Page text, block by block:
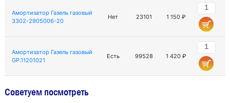
Амортизатор Газель газовый
3302-2905006-20
Нет 23101 1 150 ₽
Амортизатор Газель газовый
GP.11201021
Есть 99528 1 420 ₽
Советуем посмотреть